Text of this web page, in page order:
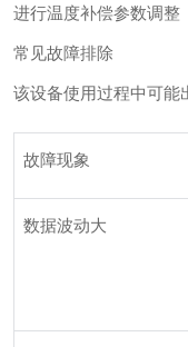
进行温度补偿参数调整
常见故障排除
该设备使用过程中可能
故障现象
数据波动大